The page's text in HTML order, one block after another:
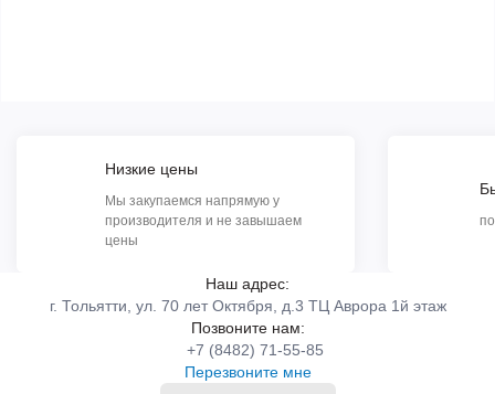
Низкие цены
Мы закупаемся напрямую у
производителя и не завышаем
цены
Наш адрес:
г. Тольятти, ул. 70 лет Октября, д.3 ТЦ Аврора 1й этаж
Позвоните нам:
+7 (8482) 71-55-85
Перезвоните мне